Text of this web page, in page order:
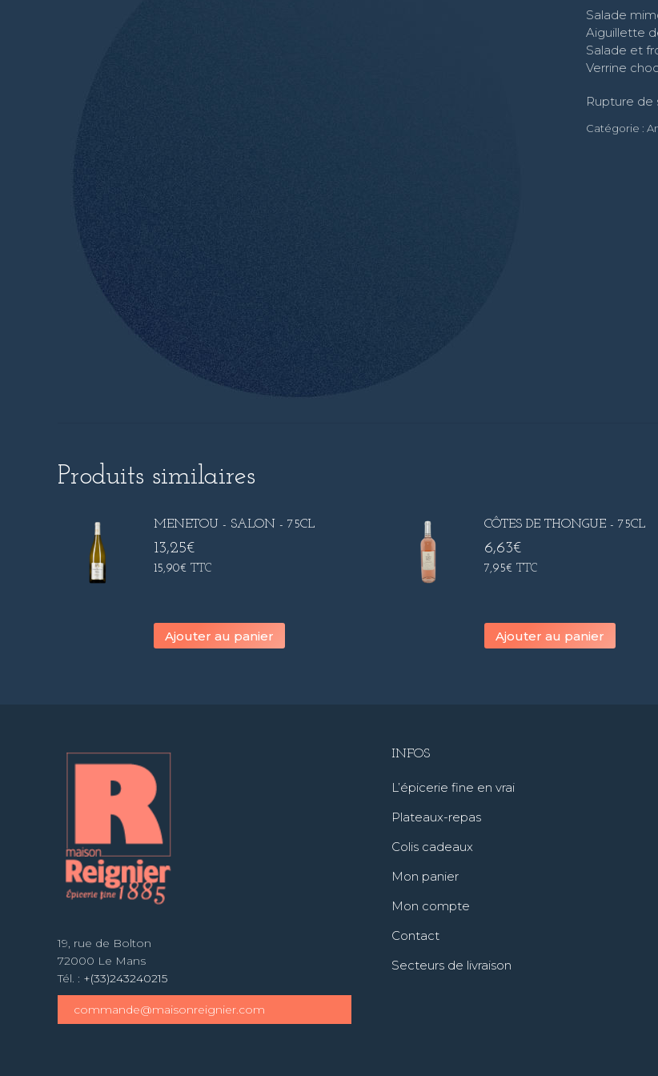
Salade
Aiguillette
Salade et
Verrine
Rupture de
Catégorie :
Produits similaires
MENETOU - SALON - 75CL
13,25€
15,90€ TTC
Ajouter au panier
CÔTES DE THONGUE - 75CL
6,63€
7,95€TTC
Ajouter au panier
19, rue de Bolton
72000 Le Mans
Tél. : +(33)243240215
commande@maisonreignier.com
INFOS
L’épicerie fine en vrai
Plateaux-repas
Colis cadeaux
Mon panier
Mon compte
Contact
Secteurs de livraison